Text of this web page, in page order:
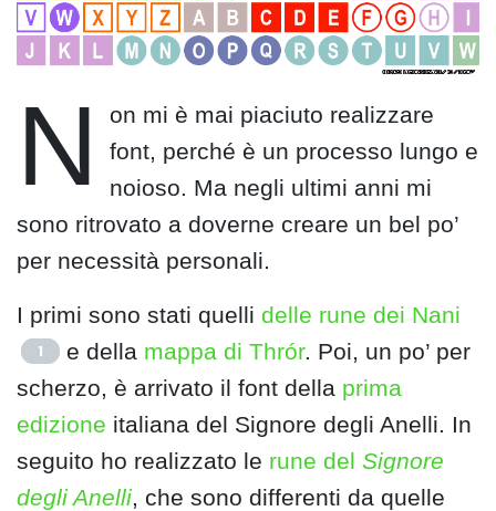
N
on mi è mai piaciuto realizzare
font, perché è un processo lungo e
noioso. Ma negli ultimi anni mi
sono ritrovato a doverne creare un bel po’
per necessità personali.
I primi sono stati quelli delle rune dei Nani
1 e della mappa di Thrór. Poi, un po’ per
scherzo, è arrivato il font della prima
edizione italiana del Signore degli Anelli. In
seguito ho realizzato le rune del Signore
degli Anelli, che sono differenti da quelle